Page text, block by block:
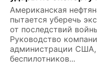
Американская
пытается уберечь
от последствий
Руководство
администрации США,
беспилотников...